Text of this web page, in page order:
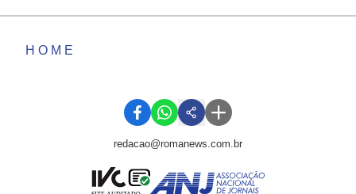
HOME
redacao@romanews.com.br